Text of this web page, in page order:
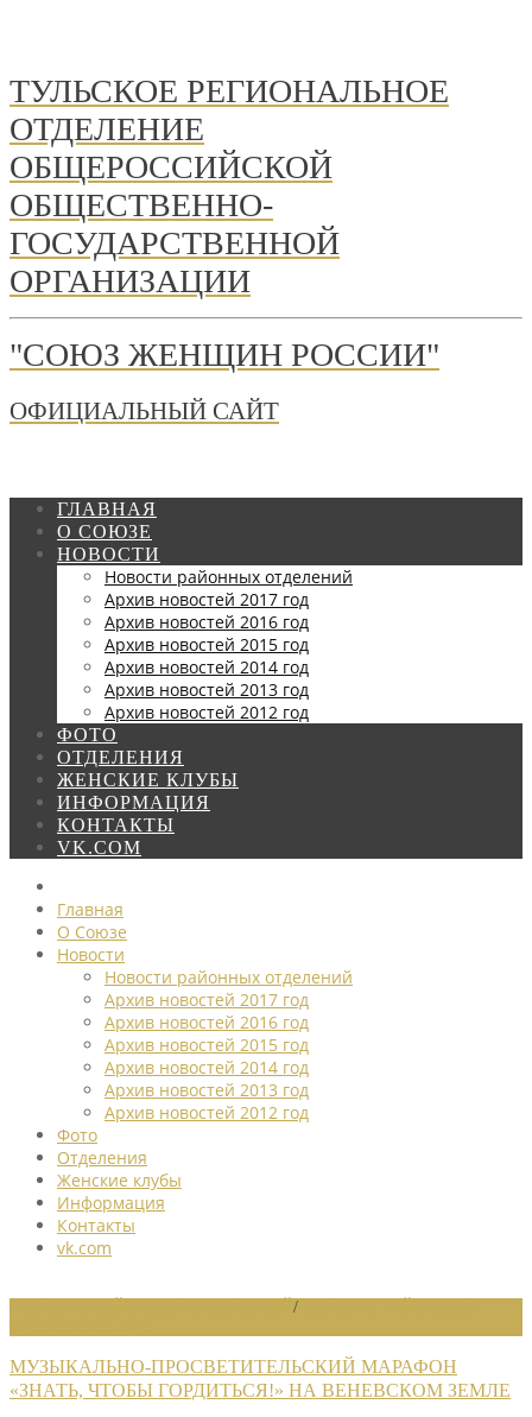
ТУЛЬСКОЕ РЕГИОНАЛЬНОЕ
ОТДЕЛЕНИЕ
ОБЩЕРОССИЙСКОЙ
ОБЩЕСТВЕННО-
ГОСУДАРСТВЕННОЙ
ОРГАНИЗАЦИИ
"СОЮЗ ЖЕНЩИН РОССИИ"
ОФИЦИАЛЬНЫЙ САЙТ
ГЛАВНАЯ
О СОЮЗЕ
НОВОСТИ
Новости районных отделений
Архив новостей 2017 год
Архив новостей 2016 год
Архив новостей 2015 год
Архив новостей 2014 год
Архив новостей 2013 год
Архив новостей 2012 год
ФОТО
ОТДЕЛЕНИЯ
ЖЕНСКИЕ КЛУБЫ
ИНФОРМАЦИЯ
КОНТАКТЫ
VK.COM
Главная
О Союзе
Новости
Новости районных отделений
Архив новостей 2017 год
Архив новостей 2016 год
Архив новостей 2015 год
Архив новостей 2014 год
Архив новостей 2013 год
Архив новостей 2012 год
Фото
Отделения
Женские клубы
Информация
Контакты
vk.com
/
МУЗЫКАЛЬНО-ПРОСВЕТИТЕЛЬСКИЙ МАРАФОН
«ЗНАТЬ, ЧТОБЫ ГОРДИТЬСЯ!» НА ВЕНЕВСКОМ ЗЕМЛЕ